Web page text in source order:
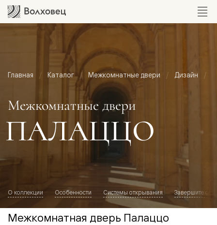
Главная Каталог Межкомнатные двери Дизайн
Межкомнатные двери
ПАЛАЦЦО
О коллекции Особенности Системы открывания Завершите
Межкомнатная дверь Палаццо